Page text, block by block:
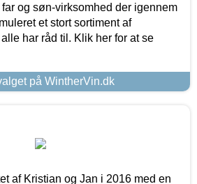
og søn-virksomhed der igennem
et stort sortiment af
har råd til. Klik her for at se
på WintherVin.dk
af Kristian og Jan i 2016 med en